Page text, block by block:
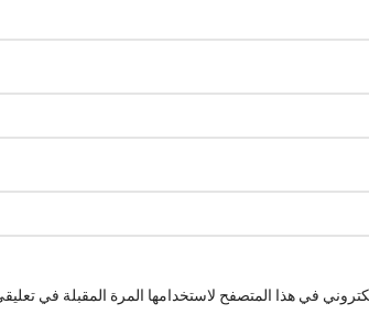
في هذا المتصفح لاستخدامها المرة المقبلة في